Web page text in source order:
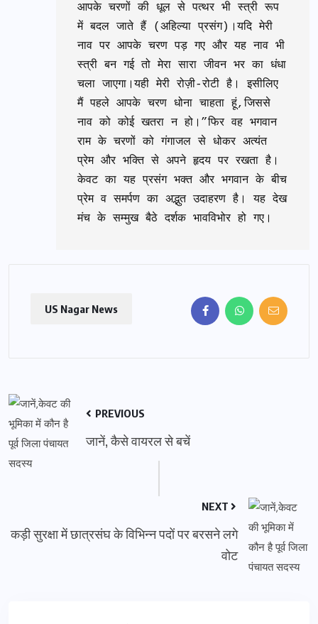
आपके चरणों की धूल से पत्थर भी स्त्री रूप
में बदल जाते हैं (अहिल्या प्रसंग)।यदि मेरी
नाव पर आपके चरण पड़ गए और यह नाव भी
स्त्री बन गई तो मेरा सारा जीवन भर का धंधा
चला जाएगा।यही मेरी रोज़ी-रोटी है। इसीलिए
मैं पहले आपके चरण धोना चाहता हूं,जिससे
नाव को कोई खतरा न हो।”फिर वह भगवान
राम के चरणों को गंगाजल से धोकर अत्यंत
प्रेम और भक्ति से अपने हृदय पर रखता है।
केवट का यह प्रसंग भक्त और भगवान के बीच
प्रेम व समर्पण का अद्भुत उदाहरण है। यह देख
मंच के सम्मुख बैठे दर्शक भावविभोर हो गए।
US Nagar News
PREVIOUS
जानें, कैसे वायरल से बचें
NEXT
कड़ी सुरक्षा में छात्रसंघ के विभिन्न पदों पर बरसने लगे
वोट